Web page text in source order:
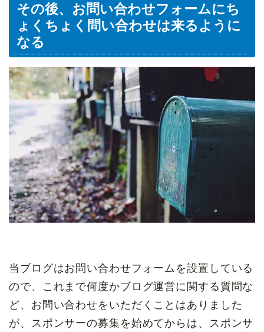
その後、お問い合わせフォームにち
ょくちょく問い合わせは来るように
なる
当ブログはお問い合わせフォームを設置している
ので、これまで何度かブログ運営に関する質問な
ど、お問い合わせをいただくことはありました
が、スポンサーの募集を始めてからは、スポンサ